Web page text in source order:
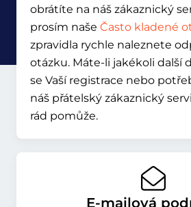
obrátíte na náš zákaznický
prosím naše Často kladené
zpravidla rychle naleznete
otázku. Máte-li jakékoli další
se Vaší registrace nebo
náš přátelský zákaznický
rád pomůže.
E-mailová